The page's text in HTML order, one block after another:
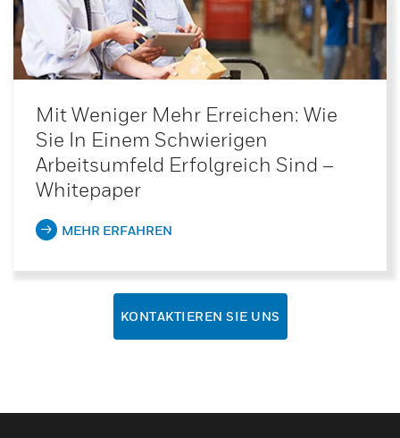
Mit Weniger Mehr Erreichen: Wie
Sie In Einem Schwierigen
Arbeitsumfeld Erfolgreich Sind –
Whitepaper
MEHR ERFAHREN
KONTAKTIEREN SIE UNS